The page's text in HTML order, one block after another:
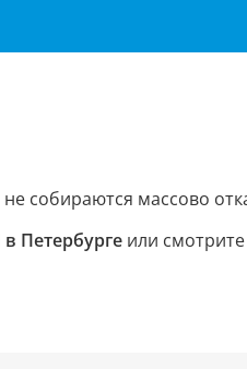
собираются массово
Петербурге или смотрите